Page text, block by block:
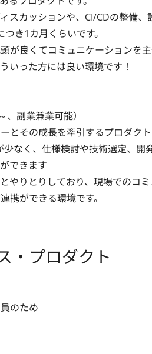
スカッションや、CI/CDの整備
き1カ月くらいです。
が良くてコミュニケーションを
いった方には良い環境です！
、副業兼業可能）
とその成長を牽引するプロダク
少なく、仕様検討や技術選定、開
できます
やりとりしており、現場でのコ
携ができる環境です。
・プロダクト
のため